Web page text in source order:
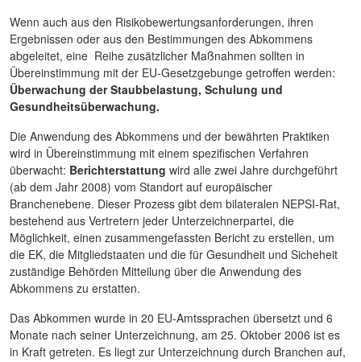
Wenn auch aus den Risikobewertungsanforderungen, ihren
Ergebnissen oder aus den Bestimmungen des Abkommens
abgeleitet, eine Reihe zusätzlicher Maßnahmen sollten in
Übereinstimmung mit der EU-Gesetzgebunge getroffen werden:
Überwachung der Staubbelastung, Schulung und
Gesundheitsüberwachung.
Die Anwendung des Abkommens und der bewährten Praktiken
wird in Übereinstimmung mit einem spezifischen Verfahren
überwacht: Berichterstattung wird alle zwei Jahre durchgeführt
(ab dem Jahr 2008) vom Standort auf europäischer
Branchenebene. Dieser Prozess gibt dem bilateralen NEPSI-Rat,
bestehend aus Vertretern jeder Unterzeichnerpartei, die
Möglichkeit, einen zusammengefassten Bericht zu erstellen, um
die EK, die Mitgliedstaaten und die für Gesundheit und Sicheheit
zuständige Behörden Mitteilung über die Anwendung des
Abkommens zu erstatten.
Das Abkommen wurde in 20 EU-Amtssprachen übersetzt und 6
Monate nach seiner Unterzeichnung, am 25. Oktober 2006 ist es
in Kraft getreten. Es liegt zur Unterzeichnung durch Branchen auf,